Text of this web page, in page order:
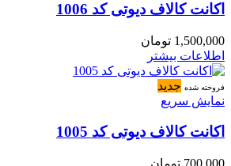
اکانت کالاف دیوتی کد 1006
1,500,000 تومان
اطلاعات بیشتر
فروخته شده جدید
نمایش سریع
اکانت کالاف دیوتی کد 1005
700,000 تومان